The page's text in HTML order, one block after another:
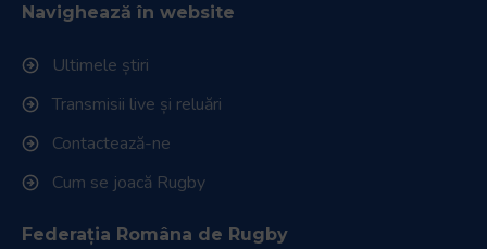
Navighează în website
Ultimele știri
Transmisii live și reluări
Contactează-ne
Cum se joacă Rugby
Federația Româna de Rugby